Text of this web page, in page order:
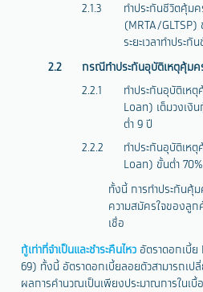
ทำประกันชีวิตคุ้ม
(MRTA/GLTSP)
ระยะเวลาทำประกั
กรณีทำประกันอุบัติเหตุคุ้มค
ทำประกันอุบัติเห
Loan) เต็มวงเงิน
ต่ำ 9 ปี
ทำประกันอุบัติเห
Loan) ขั้นต่ำ 70%
ทั้งนี้ การทำประกันคุ้
ความสมัครใจของลูก
เชื่อ
กู้เท่าที่จำเป็นและชำระคืนไหว อัตราดอกเบี้
69) ทั้งนี้ อัตราดอกเบี้ยลอยตัวสามารถเป
ผลการคำนวณเป็นเพียงประมาณการในเบื้